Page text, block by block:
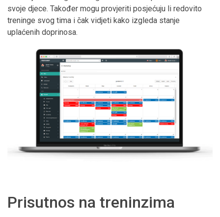
svoje djece. Također mogu provjeriti posjećuju li redovito
treninge svog tima i čak vidjeti kako izgleda stanje
uplaćenih doprinosa.
Prisutnos na treninzima